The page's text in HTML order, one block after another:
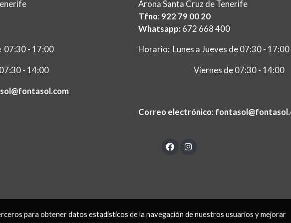
07:30 - 17:00
- 14:00
ç
Arona Santa Cruz de Tenerife
Tfno: 922 79 00 20
Whatsapp: 672 668 400
Horario: Lunes a Jueves de 07:30 - 17:00
Viernes de 07:30 - 14:00
Correo electrónico:
para obtener datos estadísticos de la navegación de nuestros usuarios y mejorar